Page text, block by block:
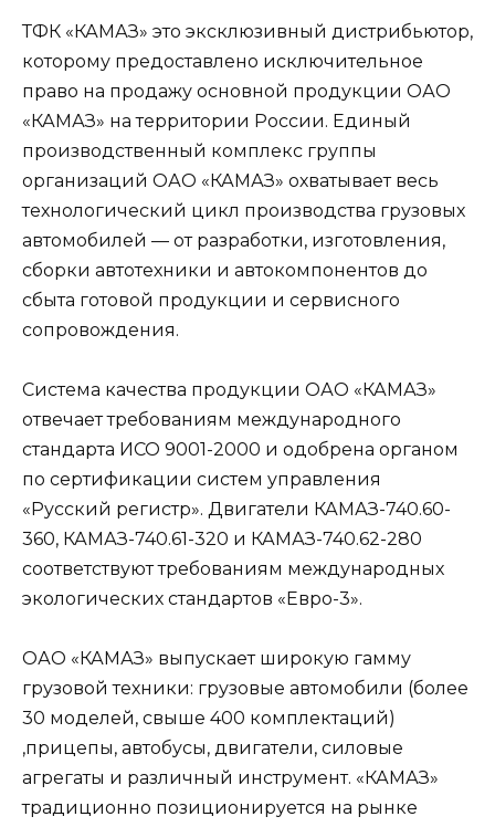
ТФК «КАМАЗ» это эксклюзивный дистрибьютор,
которому предоставлено исключительное
право на продажу основной продукции ОАО
«КАМАЗ» на территории России. Единый
производственный комплекс группы
организаций ОАО «КАМАЗ» охватывает весь
технологический цикл производства грузовых
автомобилей — от разработки, изготовления,
сборки автотехники и автокомпонентов до
сбыта готовой продукции и сервисного
сопровождения.
Система качества продукции ОАО «КАМАЗ»
отвечает требованиям международного
стандарта ИСО 9001-2000 и одобрена органом
по сертификации систем управления
«Русский регистр». Двигатели КАМАЗ-740.60-
360, КАМАЗ-740.61-320 и КАМАЗ-740.62-280
соответствуют требованиям международных
экологических стандартов «Евро-3».
ОАО «КАМАЗ» выпускает широкую гамму
грузовой техники: грузовые автомобили (более
30 моделей, свыше 400 комплектаций)
,прицепы, автобусы, двигатели, силовые
агрегаты и различный инструмент. «КАМАЗ»
традиционно позиционируется на рынке